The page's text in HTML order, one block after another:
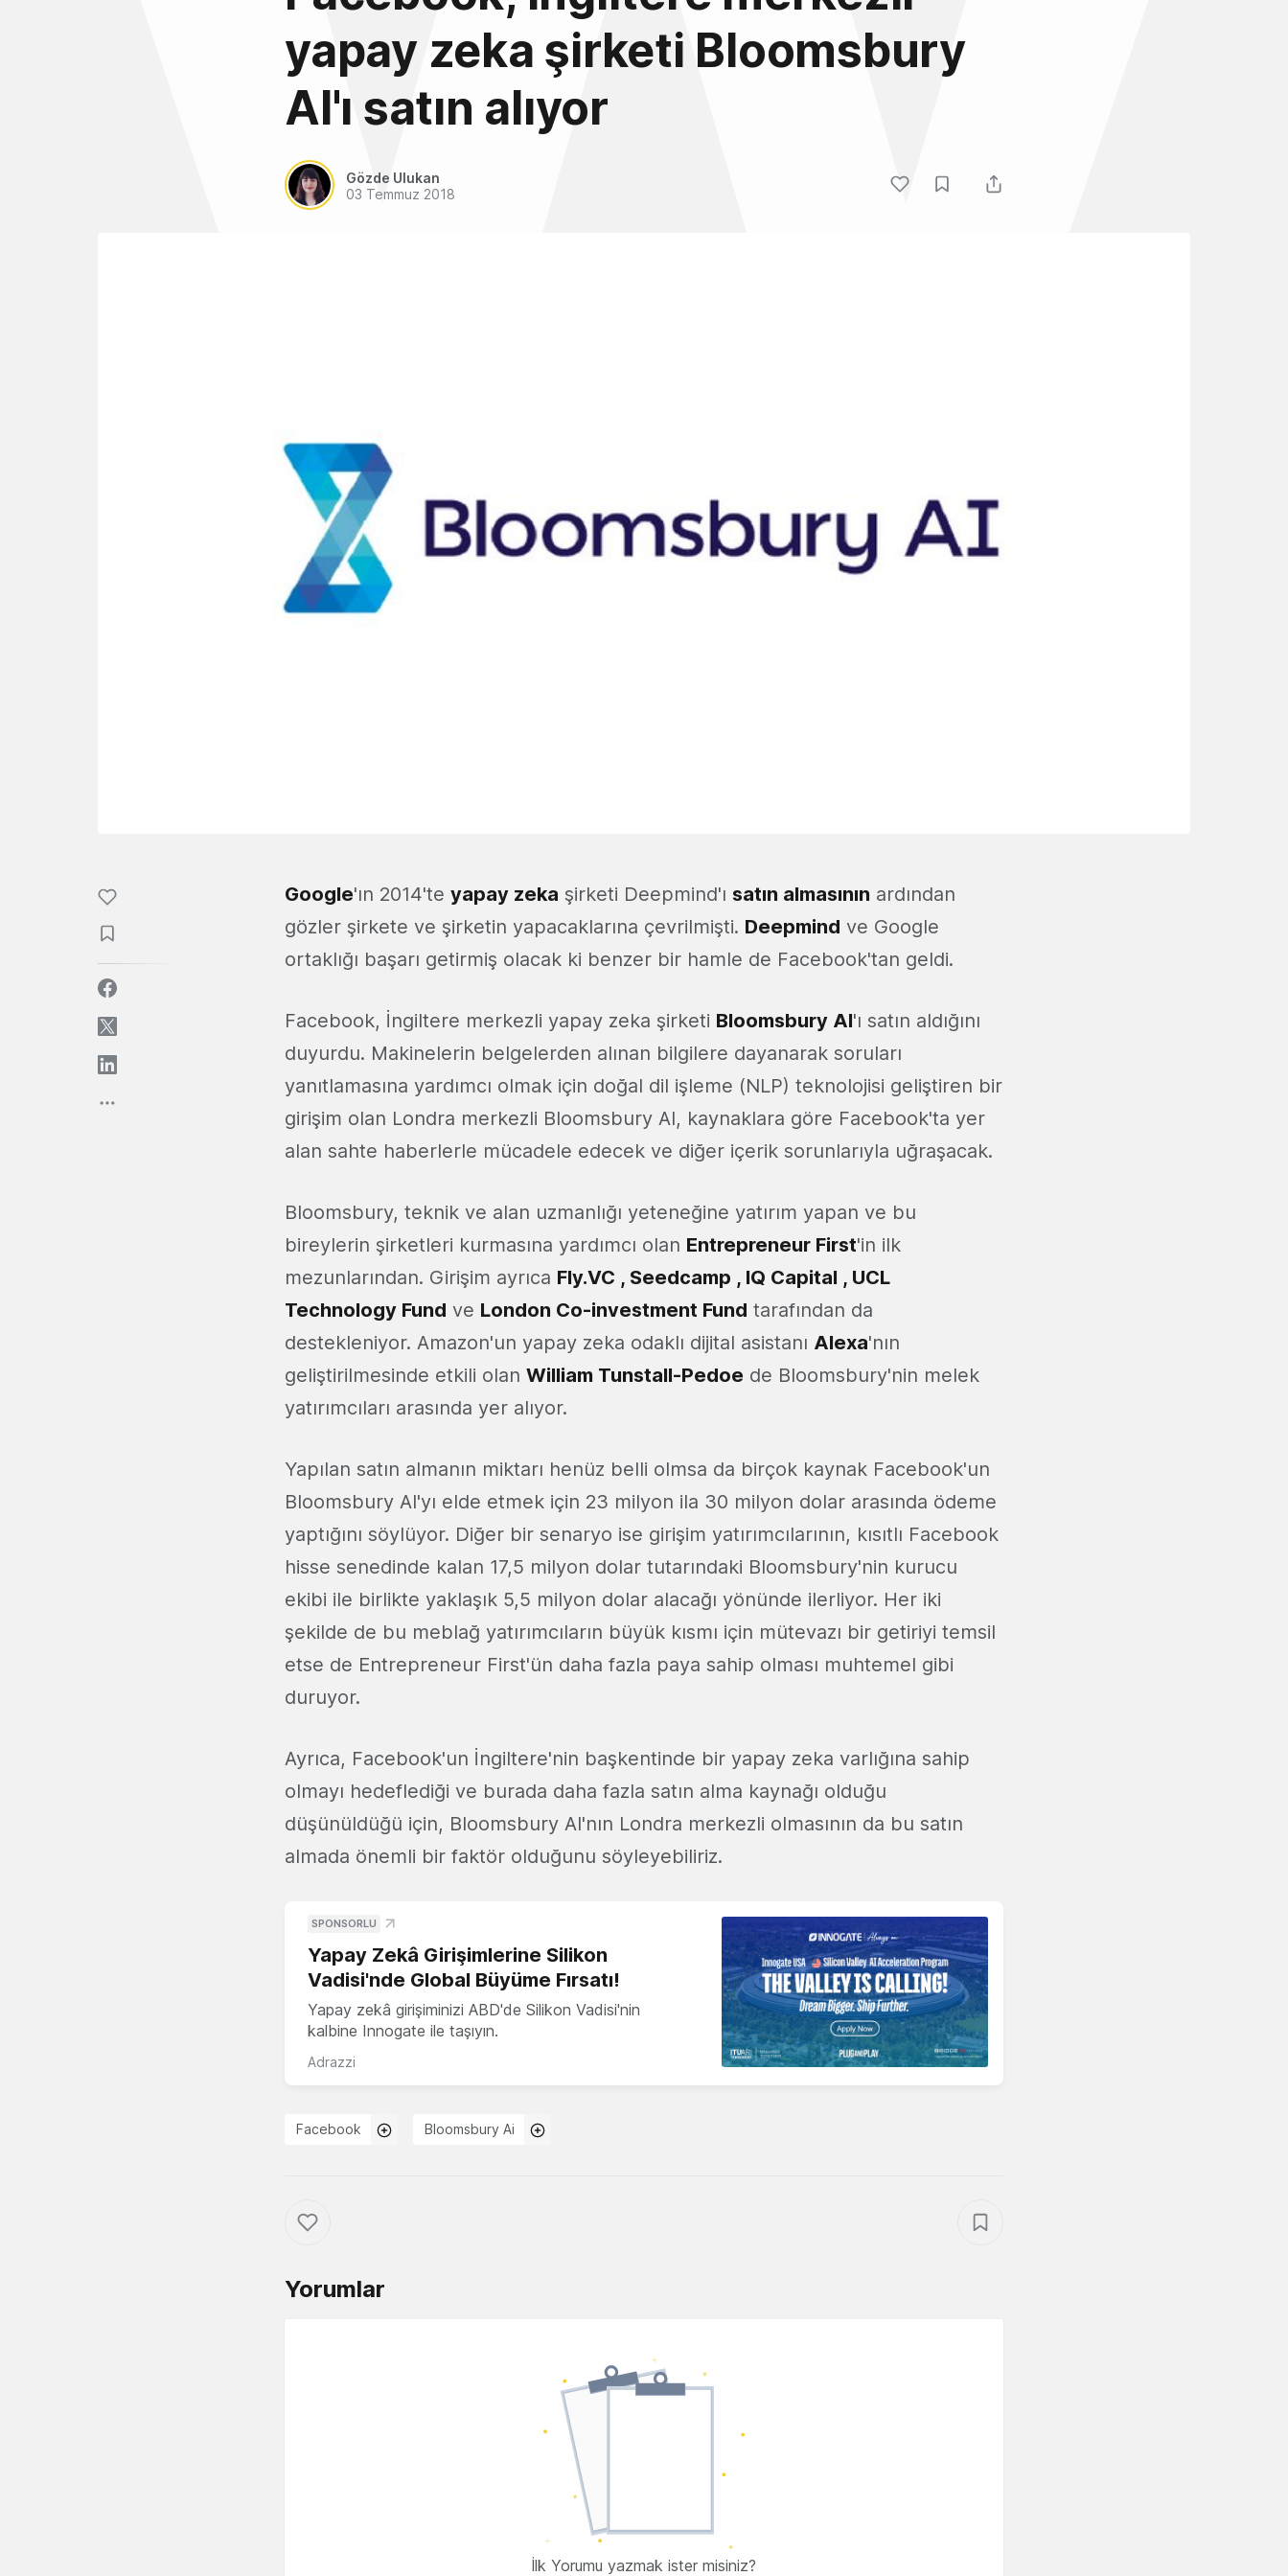
yapay zeka şirketi Bloomsbury
AI'ı satın alıyor
Gözde Ulukan
03 Temmuz 2018
Google'ın 2014'te yapay zeka şirketi Deepmind'ı satın almasının ardından
gözler şirkete ve şirketin yapacaklarına çevrilmişti. Deepmind ve Google
ortaklığı başarı getirmiş olacak ki benzer bir hamle de Facebook'tan geldi.
Facebook, İngiltere merkezli yapay zeka şirketi Bloomsbury AI'ı satın aldığını
duyurdu. Makinelerin belgelerden alınan bilgilere dayanarak soruları
yanıtlamasına yardımcı olmak için doğal dil işleme (NLP) teknolojisi geliştiren bir
girişim ​​olan Londra merkezli Bloomsbury AI, kaynaklara göre Facebook'ta yer
alan sahte haberlerle mücadele edecek ve diğer içerik sorunlarıyla uğraşacak.
Bloomsbury, teknik ve alan uzmanlığı yeteneğine yatırım yapan ve bu
bireylerin şirketleri kurmasına yardımcı olan Entrepreneur First'in ilk
mezunlarından. Girişim ayrıca ​Fly.VC , Seedcamp , IQ Capital , UCL
Technology Fund ve London Co-investment Fund tarafından da
destekleniyor. Amazon'un yapay zeka odaklı dijital asistanı Alexa'nın
geliştirilmesinde etkili olan William Tunstall-Pedoe de Bloomsbury'nin melek
yatırımcıları arasında yer alıyor.
Yapılan satın almanın miktarı henüz belli olmsa da birçok kaynak Facebook'un
Bloomsbury AI'yı elde etmek için 23 milyon ila 30 milyon dolar arasında ödeme
yaptığını söylüyor. Diğer bir senaryo ise girişim ​​yatırımcılarının, kısıtlı Facebook
hisse senedinde kalan 17,5 milyon dolar tutarındaki Bloomsbury'nin kurucu
ekibi ile birlikte yaklaşık 5,5 milyon dolar alacağı yönünde ilerliyor. Her iki
şekilde de bu meblağ yatırımcıların büyük kısmı için mütevazı bir getiriyi temsil
etse de Entrepreneur First'ün daha fazla paya sahip olması muhtemel gibi
duruyor.
Ayrıca, Facebook'un İngiltere'nin başkentinde bir yapay zeka varlığına sahip
olmayı hedeflediği ve burada daha fazla satın alma kaynağı olduğu
düşünüldüğü için, Bloomsbury AI'nın Londra merkezli olmasının da bu satın
almada önemli bir faktör olduğunu söyleyebiliriz.
SPONSORLU
Yapay Zekâ Girişimlerine Silikon
Vadisi'nde Global Büyüme Fırsatı!
Yapay zekâ girişiminizi ABD'de Silikon Vadisi'nin
kalbine Innogate ile taşıyın.
Adrazzi
Facebook Bloomsbury Ai
Yorumlar
İlk Yorumu yazmak ister misiniz?